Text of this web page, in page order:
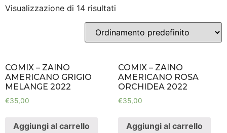
Visualizzazione di 14 risultati
COMIX – ZAINO
AMERICANO GRIGIO
MELANGE 2022
€35,00
Aggiungi al carrello
COMIX – ZAINO
AMERICANO ROSA
ORCHIDEA 2022
€35,00
Aggiungi al carrello